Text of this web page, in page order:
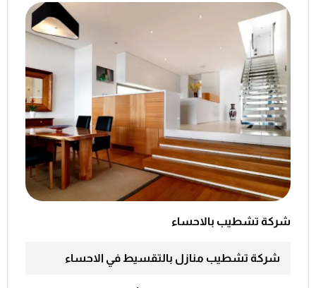
شركة تشطيب بالاحساء
شركة تشطيب منازل بالتقسيط في الاحساء